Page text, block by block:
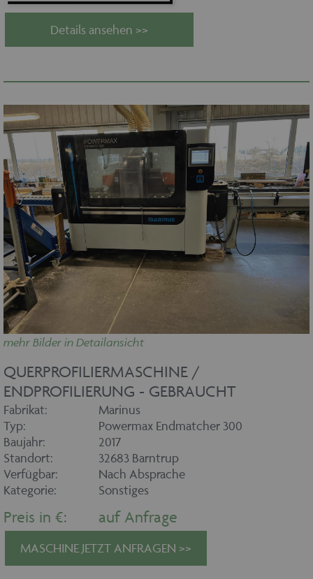
Details ansehen >>
mehr Bilder in Detailansicht
QUERPROFILIERMASCHINE /
ENDPROFILIERUNG - GEBRAUCHT
Fabrikat:
Marinus
Typ:
Powermax Endmatcher 300
Baujahr:
2017
Standort:
32683 Barntrup
Verfügbar:
Nach Absprache
Kategorie:
Sonstiges
Preis in €: auf Anfrage
MASCHINE JETZT ANFRAGEN >>